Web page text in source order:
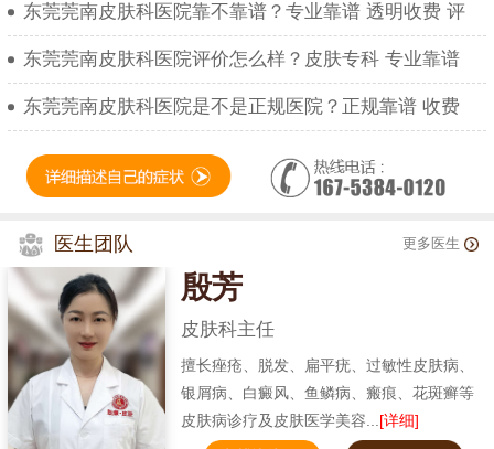
东莞莞南皮肤科医院靠不靠谱？专业靠谱 透明收费 评
东莞莞南皮肤科医院评价怎么样？皮肤专科 专业靠谱
东莞莞南皮肤科医院是不是正规医院？正规靠谱 收费
医生团队 更多医生
殷芳
皮肤科主任
擅长痤疮、脱发、扁平疣、过敏性皮肤病、
银屑病、白癜风、鱼鳞病、瘢痕、花斑癣等
皮肤病诊疗及皮肤医学美容... [详细]